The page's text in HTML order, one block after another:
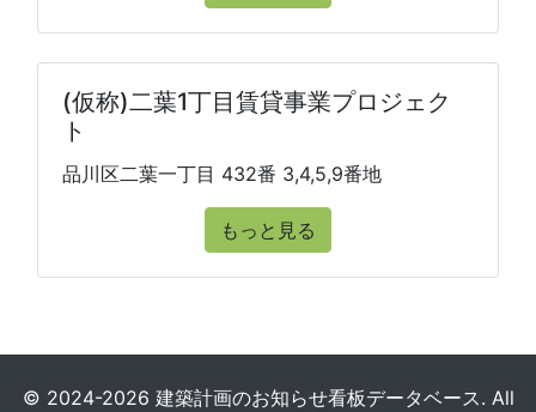
(仮称)二葉1丁目賃貸事業プロジェク
ト
品川区二葉一丁目 432番 3,4,5,9番地
もっと見る
© 2024-2026 建築計画のお知らせ看板データベース. All